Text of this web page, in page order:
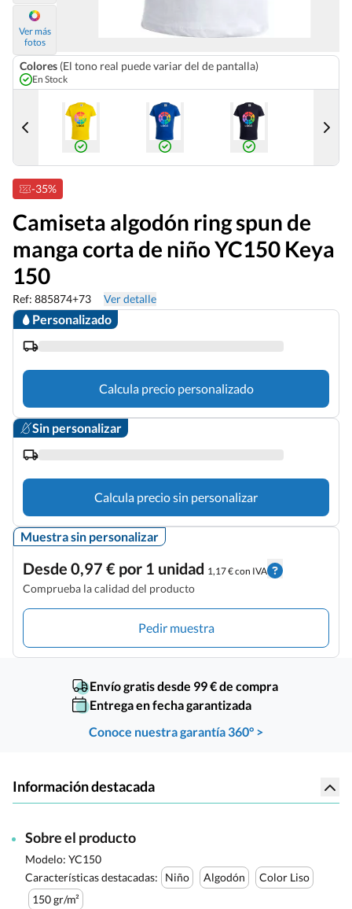
Ver más
fotos
Colores (El tono real puede variar del de pantalla)
En Stock
-35%
Camiseta algodón ring spun de
manga corta de niño YC150 Keya
150
Ref: 885874+73 Ver detalle
Personalizado
Calcula precio personalizado
Sin personalizar
Calcula precio sin personalizar
Muestra sin personalizar
Desde 0,97 € por 1 unidad 1,17 € con IVA
Comprueba la calidad del producto
Pedir muestra
Envío gratis desde 99 € de compra
Entrega en fecha garantizada
Conoce nuestra garantía 360° >
Información destacada
Sobre el producto
Modelo: YC150
Características destacadas:
Niño Algodón
Color Liso
150 gr/m²